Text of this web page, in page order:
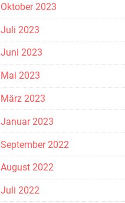
Oktober 2023
Juli 2023
Juni 2023
Mai 2023
März 2023
Januar 2023
September 2022
August 2022
Juli 2022